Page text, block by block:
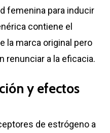
femenina para inducir
contiene el
la marca original pero
renunciar a la eficacia.
y efectos
de estrógeno a